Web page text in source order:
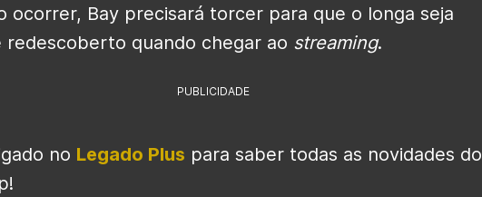
ocorrer, Bay precisará torcer para que o longa seja
redescoberto quando chegar ao streaming.
PUBLICIDADE
no Legado Plus para saber todas as novidades do